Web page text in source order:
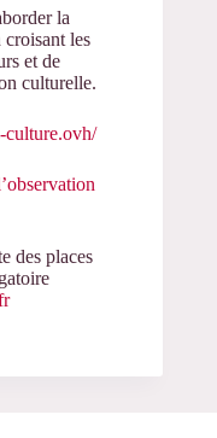
la
croisant les
et de
culturelle.
culture.ovh/
des places